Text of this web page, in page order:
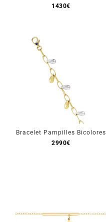
1430€
Bracelet Pampilles Bicolores
2990€